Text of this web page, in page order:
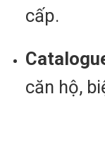
cấp.
căn hộ,